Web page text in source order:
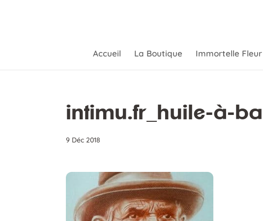
Accueil La Boutique Immortelle
intimu.fr_huile-à-
9 Déc 2018